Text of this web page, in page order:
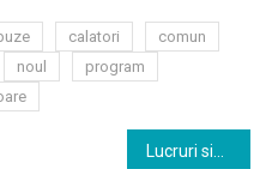
calatori
comun
noul
program